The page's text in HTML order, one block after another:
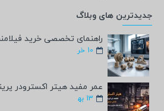
جدیدترین های وبلاگ
10 خر
13 به‍